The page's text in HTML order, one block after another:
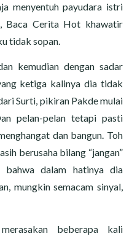
menyentuh payudara istri
Baca Cerita Hot khawatir
tidak sopan.
kemudian dengan sadar
ketiga kalinya dia tidak
Surti, pikiran Pakde mulai
pelan-pelan tetapi pasti
dan bangun. Toh
berusaha bilang “jangan”
dalam hatinya dia
mungkin semacam sinyal,
beberapa kali